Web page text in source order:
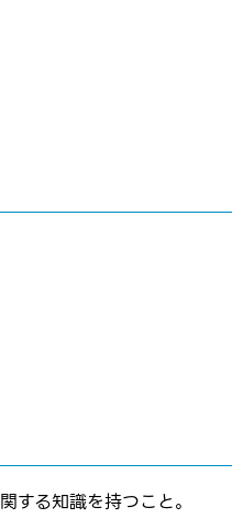
る知識を持つこと。